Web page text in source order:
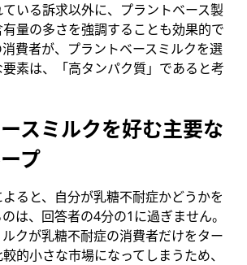
いる訴求以外に、プラントベース製
量の多さを強調することも効果的で
費者が、プラントベースミルクを選
素は、「高タンパク質」であると考
スミルクを好む主要な
プ
ると、自分が乳糖不耐症かどうかを
は、回答者の4分の1に過ぎません。
クが乳糖不耐症の消費者だけをター
的小さな市場になってしまうため、